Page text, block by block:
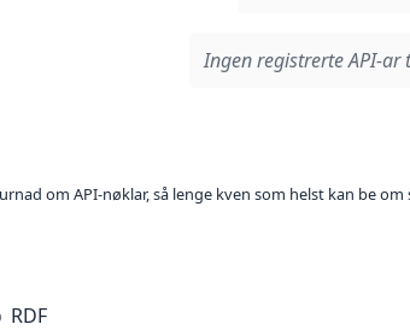
Ingen registrerte API-ar
om API-nøklar, så lenge kven som helst kan be
RDF